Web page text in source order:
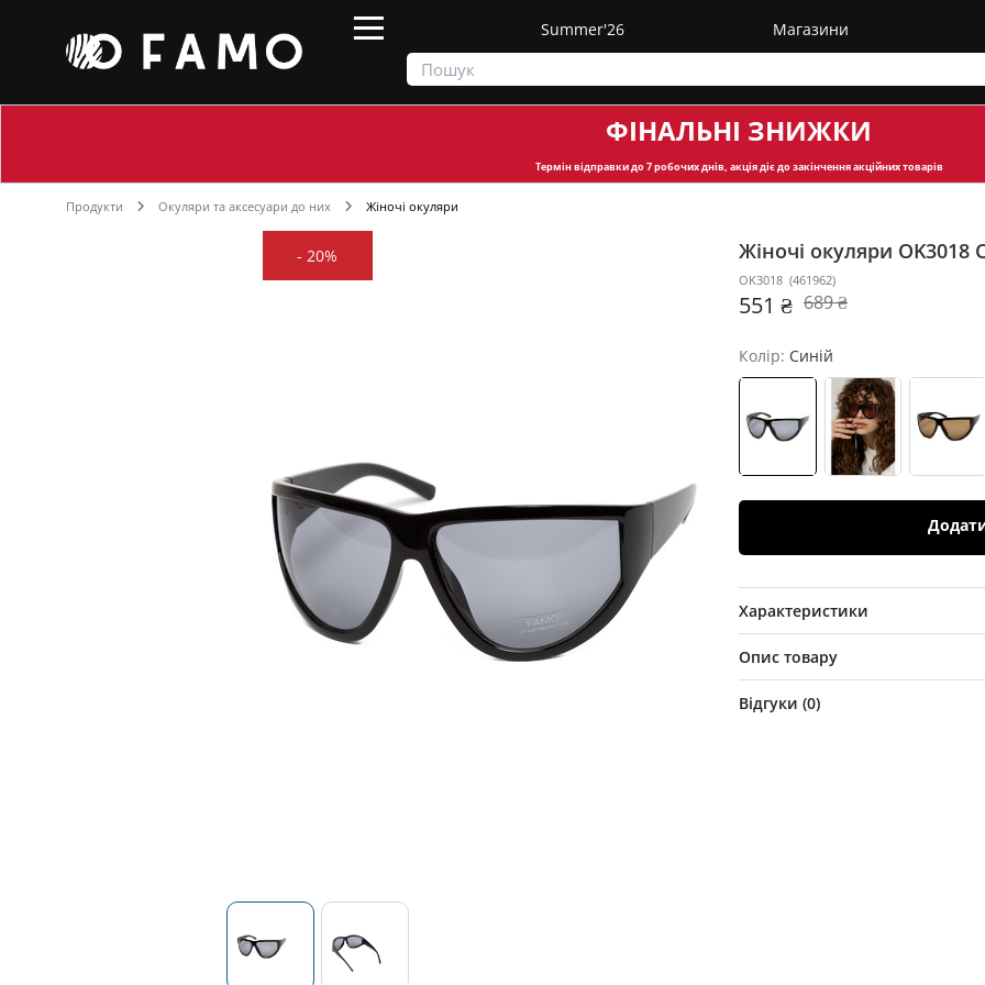
Summer'26 Магазини
ФІНАЛЬНІ ЗНИЖКИ
Термін відправкидо 7 робочих днів, акція діє до закінчення акційних товарів
Продукти Окуляри та аксесуари до них Жіночі окуляри
-20% Жіночі окуляри OK3018
OK3018 (461962)
551 ₴ 689 ₴
Колір: Синій
Характеристики
Опис товару
Відгуки (0)